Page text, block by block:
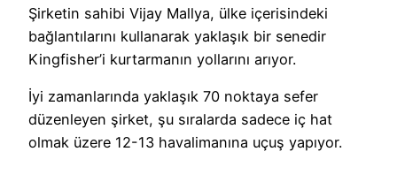
Şirketin sahibi Vijay Mallya, ülke içerisindeki
bağlantılarını kullanarak yaklaşık bir senedir
Kingfisher’i kurtarmanın yollarını arıyor.
İyi zamanlarında yaklaşık 70 noktaya sefer
düzenleyen şirket, şu sıralarda sadece iç hat
olmak üzere 12-13 havalimanına uçuş yapıyor.